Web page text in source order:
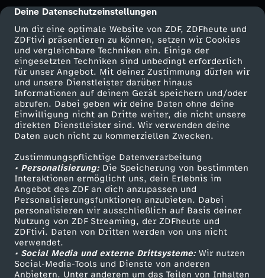
cmp-dialog-description
Deine Datenschutzeinstellungen
Um dir eine optimale Website von ZDF, ZDFheute und
ZDFtivi präsentieren zu können, setzen wir Cookies
und vergleichbare Techniken ein. Einige der
eingesetzten Techniken sind unbedingt erforderlich
für unser Angebot. Mit deiner Zustimmung dürfen wir
und unsere Dienstleister darüber hinaus
Informationen auf deinem Gerät speichern und/oder
abrufen. Dabei geben wir deine Daten ohne deine
Einwilligung nicht an Dritte weiter, die nicht unsere
direkten Dienstleister sind. Wir verwenden deine
Daten auch nicht zu kommerziellen Zwecken.
Zustimmungspflichtige Datenverarbeitung
• Personalisierung:Die Speicherung von bestimmten
Interaktionen ermöglicht uns, dein Erlebnis im
Angebot des ZDF an dich anzupassen und
Personalisierungsfunktionen anzubieten. Dabei
personalisieren wir ausschließlich auf Basis deiner
Nutzung von ZDF Streaming, der ZDFheute und
ZDFtivi. Daten von Dritten werden von uns nicht
verwendet.
• Social Media und externe Drittsysteme:Wir nutzen
Social-Media-Tools und Dienste von anderen
Anbietern. Unter anderem um das Teilen von Inhalten
a
n
i
s
t
a
n
:
"
S
Mehr ZDF
ZDF-Apps
Smart TV
ZDFtext
Livestreams
Sendungen A-Z
TV-Programm
Service
ZDFmitreden
Kontakt zum ZDF
Tickets
Zuschauerservice
Hilfe
ZDF Unternehmen
Karriere